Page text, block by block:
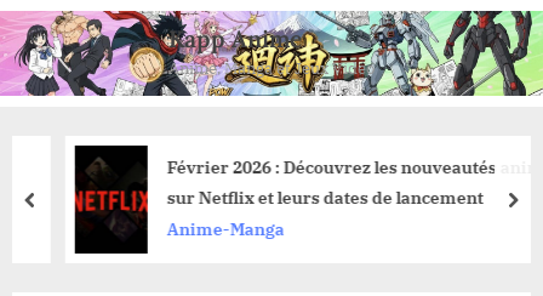
Skip
to
content
Kapp Anime
Anime, Manga et Jeux Vidéo
Février 2026 : Découvrez les nouveautés anime
sur Netflix et leurs dates de lancement
Anime-Manga
prev